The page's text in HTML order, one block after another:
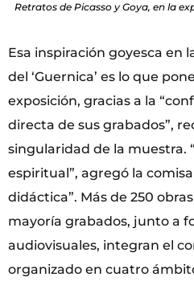
Retratos de Picasso y Goya, en la
Esa inspiración goyesca en
del ‘Guernica’ es lo que
exposición, gracias a la
directa de sus grabados”,
singularidad de la muestra.
espiritual”, agregó la
didáctica”. Más de 250
mayoría grabados, junto a
audiovisuales, integran el
organizado en cuatro